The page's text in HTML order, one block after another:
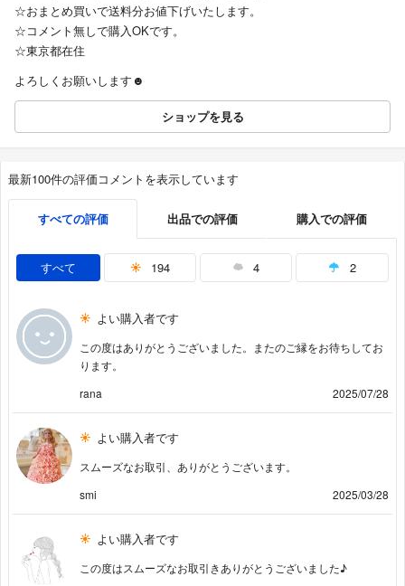
☆おまとめ買いで送料分お値下げいたします。
☆コメント無しで購入OKです。
☆東京都在住
よろしくお願いします☻
ショップを見る
最新100件の評価コメントを表示しています
すべての評価 出品での評価 購入での評価
すべて 194 4 2
よい購入者です
この度はありがとうございました。またのご縁をお待ちしてお
ります。
rana
2025/07/28
よい購入者です
スムーズなお取引、ありがとうございます。
smi
2025/03/28
よい購入者です
この度はスムーズなお取引きありがとうございました♪